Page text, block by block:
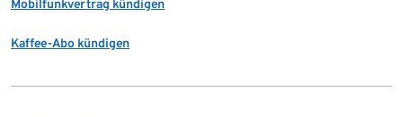
Mobilfunkvertrag kündigen
Kaffee-Abo kündigen